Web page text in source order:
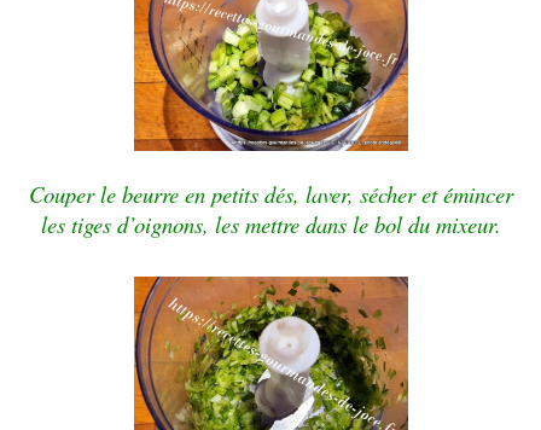
Couper le beurre en petits dés, laver, sécher et émincer
les tiges d’oignons, les mettre dans le bol du mixeur.